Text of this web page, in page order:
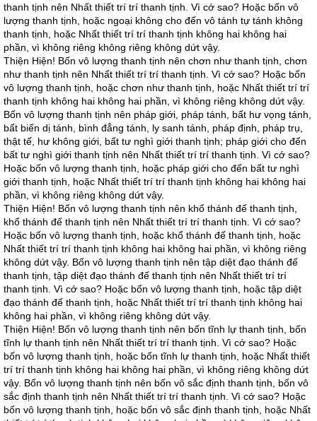
thanh tịnh nên Nhất thiết trí trí thanh tịnh. Vì cớ sao? Hoặc bốn vô
lượng thanh tịnh, hoặc ngoại không cho đến vô tánh tự tánh không
thanh tịnh, hoặc Nhất thiết trí trí thanh tịnh không hai không hai
phần, vì không riêng không riêng không dứt vậy.
Thiện Hiện! Bốn vô lượng thanh tịnh nên chơn như thanh tịnh, chơn
như thanh tịnh nên Nhất thiết trí trí thanh tịnh. Vì cớ sao? Hoặc bốn
vô lượng thanh tịnh, hoặc chơn như thanh tịnh, hoặc Nhất thiết trí trí
thanh tịnh không hai không hai phần, vì không riêng không dứt vậy.
Bốn vô lượng thanh tịnh nên pháp giới, pháp tánh, bất hư vọng tánh,
bất biến dị tánh, bình đẳng tánh, ly sanh tánh, pháp định, pháp trụ,
thật tế, hư không giới, bất tư nghì giới thanh tịnh; pháp giới cho đến
bất tư nghì giới thanh tịnh nên Nhất thiết trí trí thanh tịnh. Vì cớ sao?
Hoặc bốn vô lượng thanh tịnh, hoặc pháp giới cho đến bất tư nghì
giới thanh tịnh, hoặc Nhất thiết trí trí thanh tịnh không hai không hai
phần, vì không riêng không dứt vậy.
Thiện Hiện! Bốn vô lượng thanh tịnh nên khổ thánh đế thanh tịnh,
khổ thánh đế thanh tịnh nên Nhất thiết trí trí thanh tịnh. Vì cớ sao?
Hoặc bốn vô lượng thanh tịnh, hoặc khổ thánh đế thanh tịnh, hoặc
Nhất thiết trí trí thanh tịnh không hai không hai phần, vì không riêng
không dứt vậy. Bốn vô lượng thanh tịnh nên tập diệt đạo thánh đế
thanh tịnh, tập diệt đạo thánh đế thanh tịnh nên Nhất thiết trí trí
thanh tịnh. Vì cớ sao? Hoặc bốn vô lượng thanh tịnh, hoặc tập diệt
đạo thánh đế thanh tịnh, hoặc Nhất thiết trí trí thanh tịnh không hai
không hai phần, vì không riêng không dứt vậy.
Thiện Hiện! Bốn vô lượng thanh tịnh nên bốn tĩnh lự thanh tịnh, bốn
tĩnh lự thanh tịnh nên Nhất thiết trí trí thanh tịnh. Vì cớ sao? Hoặc
bốn vô lượng thanh tịnh, hoặc bốn tĩnh lự thanh tịnh, hoặc Nhất thiết
trí trí thanh tịnh không hai không hai phần, vì không riêng không dứt
vậy. Bốn vô lượng thanh tịnh nên bốn vô sắc định thanh tịnh, bốn vô
sắc định thanh tịnh nên Nhất thiết trí trí thanh tịnh. Vì cớ sao? Hoặc
bốn vô lượng thanh tịnh, hoặc bốn vô sắc định thanh tịnh, hoặc Nhất